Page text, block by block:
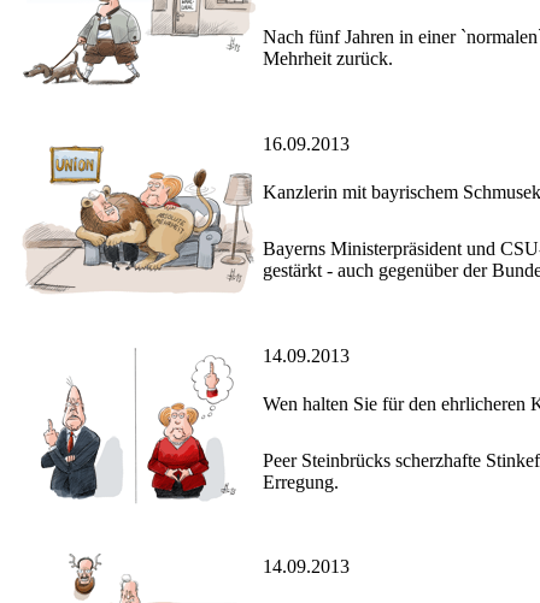
Nach fünf Jahren in einer
Mehrheit zurück.
16.09.2013
Kanzlerin mit bayrischem
Bayerns Ministerpräsident und
gestärkt - auch gegenüber der
14.09.2013
Wen halten Sie für den ehrlicheren
Peer Steinbrücks scherzhafte
Erregung.
14.09.2013